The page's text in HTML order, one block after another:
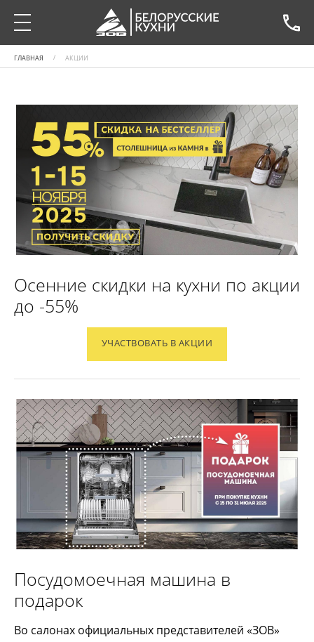
ГЛАВНАЯ АКЦИИ
Осенние скидки на кухни по акции
до -55%
УЧАСТВОВАТЬ В АКЦИИ
Посудомоечная машина в
подарок
Во салонах официальных представителей «ЗОВ»